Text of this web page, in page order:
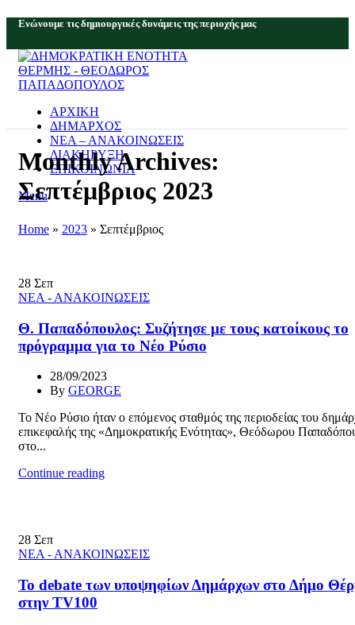
Eνώνουμε τις δημιουργικές δυνάμεις της περιοχής μας
ΑΡΧΙΚΗ
ΔΗΜΑΡΧΟΣ
ΝΕΑ – ΑΝΑΚΟΙΝΩΣΕΙΣ
ΔΙΑΚΗΡΥΞΗ
ΕΠΙΚΟΙΝΩΝΙΑ
Menu
Monthly Archives:
Σεπτέμβριος 2023
Home » 2023 » Σεπτέμβριος
28 Σεπ
ΝΕΑ - ΑΝΑΚΟΙΝΩΣΕΙΣ
Θ. Παπαδόπουλος: Συζήτησε με τους κατοίκους το
πρόγραμμα για το Νέο Ρύσιο
28/09/2023
By GEORGE
Το Νέο Ρύσιο ήταν ο επόμενος σταθμός της περιοδείας του
επικεφαλής της «Δημοκρατικής Ενότητας», Θεόδωρου
στο...
Continue reading
28 Σεπ
ΝΕΑ - ΑΝΑΚΟΙΝΩΣΕΙΣ
To debate των υποψηφίων Δημάρχων στο Δήμο
στην TV100